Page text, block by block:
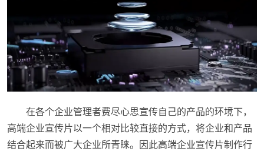
在各个企业管理者费尽心思宣传自己的产品的环境下，
高端企业宣传片以一个相对比较直接的方式，将企业和产品
结合起来而被广大企业所青睐。因此高端企业宣传片制作行